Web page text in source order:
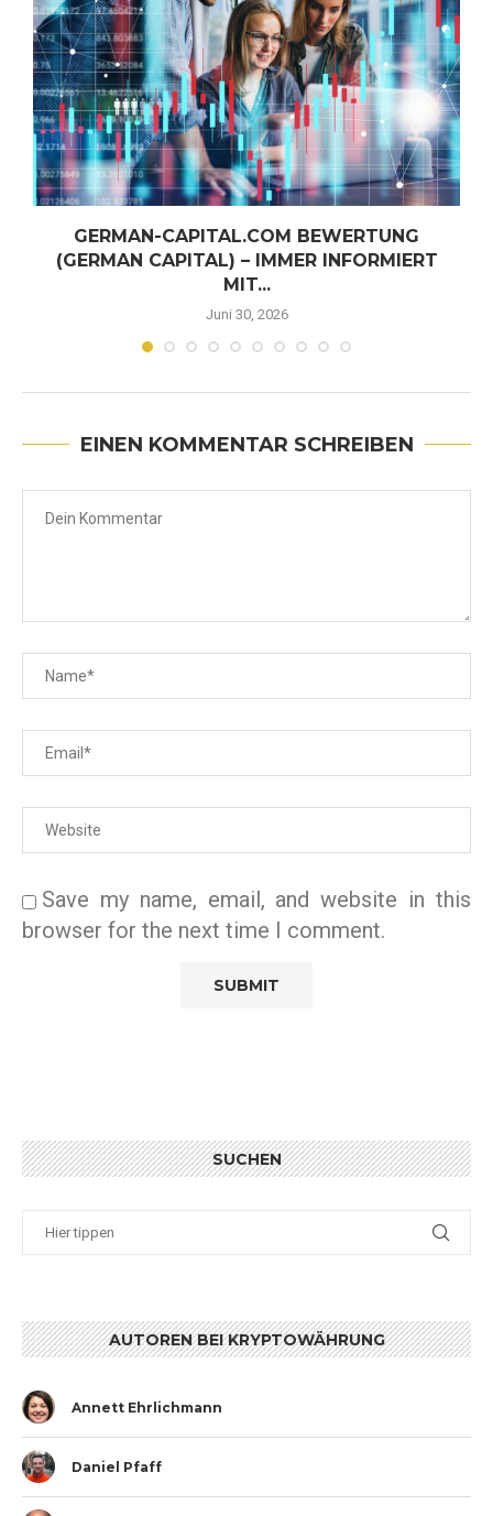
GERMAN-CAPITAL.COM BEWERTUNG
(GERMAN CAPITAL) – IMMER INFORMIERT
MIT...
Juni 30, 2026
EINEN KOMMENTAR SCHREIBEN
Save my name, email, and website in this
browser for the next time I comment.
SUCHEN
AUTOREN BEI KRYPTOWÄHRUNG
Annett Ehrlichmann
Daniel Pfaff